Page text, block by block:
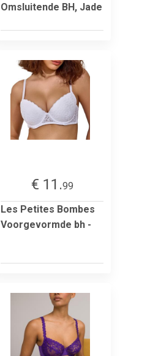
Omsluitende BH, Jade
€ 11.99
Les Petites Bombes
Voorgevormde bh -